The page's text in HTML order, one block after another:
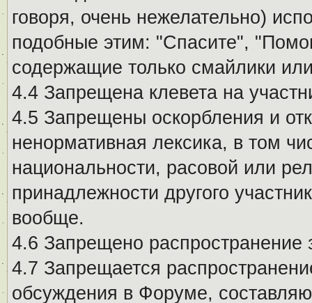
говоря, очень нежелательно)
подобные этим: "Спасите",
содержащие только смайлики
4.4 Запрещена клевета на
4.5 Запрещены оскорбления и
ненормативная лексика, в том
национальности, расовой или
принадлежности другого
вообще.
4.6 Запрещено
4.7 Запрещается
обсуждения в Форуме,